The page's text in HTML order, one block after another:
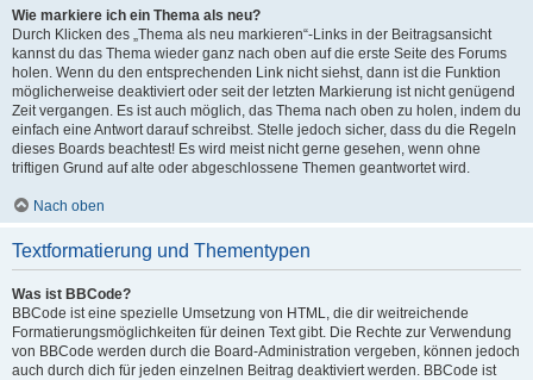
Wie markiere ich ein Thema als neu?
Durch Klicken des „Thema als neu markieren“-Links in der Beitragsansicht
kannst du das Thema wieder ganz nach oben auf die erste Seite des Forums
holen. Wenn du den entsprechenden Link nicht siehst, dann ist die Funktion
möglicherweise deaktiviert oder seit der letzten Markierung ist nicht genügend
Zeit vergangen. Es ist auch möglich, das Thema nach oben zu holen, indem du
einfach eine Antwort darauf schreibst. Stelle jedoch sicher, dass du die Regeln
dieses Boards beachtest! Es wird meist nicht gerne gesehen, wenn ohne
triftigen Grund auf alte oder abgeschlossene Themen geantwortet wird.
Nach oben
Textformatierung und Thementypen
Was ist BBCode?
BBCode ist eine spezielle Umsetzung von HTML, die dir weitreichende
Formatierungsmöglichkeiten für deinen Text gibt. Die Rechte zur Verwendung
von BBCode werden durch die Board-Administration vergeben, können jedoch
auch durch dich für jeden einzelnen Beitrag deaktiviert werden. BBCode ist